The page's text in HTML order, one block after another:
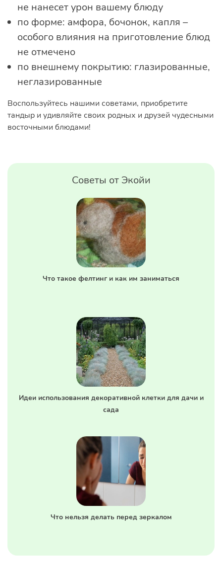
не нанесет урон вашему блюду
по форме: амфора, бочонок, капля –
особого влияния на приготовление блюд
не отмечено
по внешнему покрытию: глазированные,
неглазированные
Воспользуйтесь нашими советами, приобретите
тандыр и удивляйте своих родных и друзей чудесными
восточными блюдами!
Советы от Экойи
Что такое фелтинг и как им заниматься
Идеи использования декоративной клетки для дачи и
сада
Что нельзя делать перед зеркалом